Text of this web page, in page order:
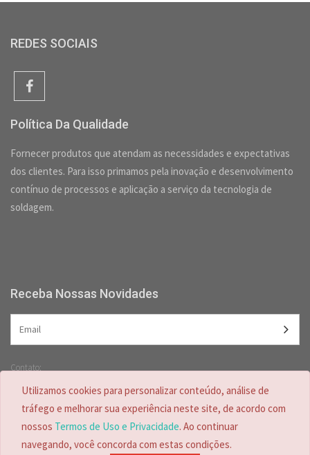
REDES SOCIAIS
Política Da Qualidade
Fornecer produtos que atendam as necessidades e expectativas
dos clientes. Para isso primamos pela inovação e desenvolvimento
contínuo de processos e aplicação a serviço da tecnologia de
soldagem.
Receba Nossas Novidades
Contato:
(47) 99728-4635
Utilizamos cookies para personalizar conteúdo, análise de
tráfego e melhorar sua experiência neste site, de acordo com
nossos Termos de Uso e Privacidade. Ao continuar
navegando, você concorda com estas condições.